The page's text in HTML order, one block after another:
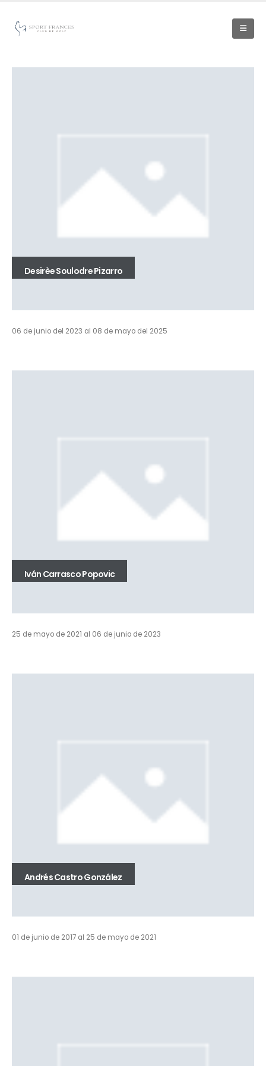
Desirèe Soulodre Pizarro
06 de junio del 2023 al 08 de mayo del 2025
Iván Carrasco Popovic
25 de mayo de 2021 al 06 de junio de 2023
Andrés Castro González
01 de junio de 2017 al 25 de mayo de 2021